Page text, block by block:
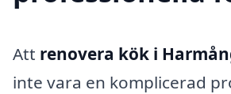
Att renovera kök i
inte vara en komplicerad